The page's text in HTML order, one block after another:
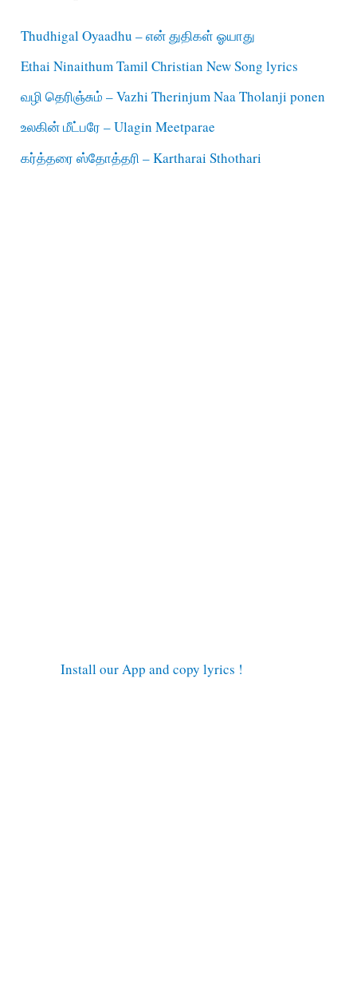
Thudhigal Oyaadhu – என் துதிகள் ஓயாது
Ethai Ninaithum Tamil Christian New Song lyrics
வழி தெரிஞ்சும் – Vazhi Therinjum Naa Tholanji ponen
உலகின் மீட்பரே – Ulagin Meetparae
கர்த்தரை ஸ்தோத்தரி – Kartharai Sthothari
Install our App and copy lyrics !